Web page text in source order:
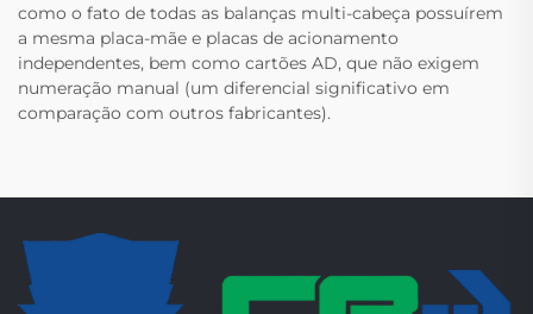
como o fato de todas as balanças multi-cabeça possuírem
a mesma placa-mãe e placas de acionamento
independentes, bem como cartões AD, que não exigem
numeração manual (um diferencial significativo em
comparação com outros fabricantes).